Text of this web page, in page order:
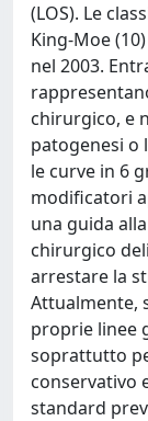
(LOS). Le
King-Moe
nel 2003.
chirurgico, e
patogenesi o
le curve in 6
modificatori
una guida
chirurgico
arrestare la
Attualmente,
proprie linee
soprattutto
conservativo
standard